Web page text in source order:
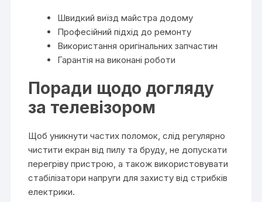
Швидкий виїзд майстра додому
Професійний підхід до ремонту
Використання оригінальних запчастин
Гарантія на виконані роботи
Поради щодо догляду
за телевізором
Щоб уникнути частих поломок, слід регулярно
чистити екран від пилу та бруду, не допускати
перегріву пристрою, а також використовувати
стабілізатори напруги для захисту від стрибків
електрики.